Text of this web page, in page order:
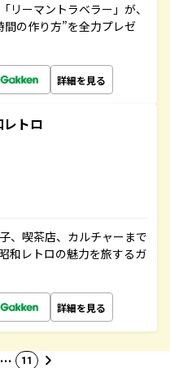
リーマントラベラー」が、
の作り方”を全力プレゼ
詳細を見る
トロ
、喫茶店、カルチャーまで
和レトロの魅力を旅するガ
詳細を見る
… 11